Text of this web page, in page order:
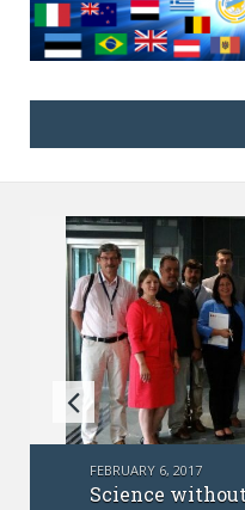
FEBRUARY 6, 2017
Science without